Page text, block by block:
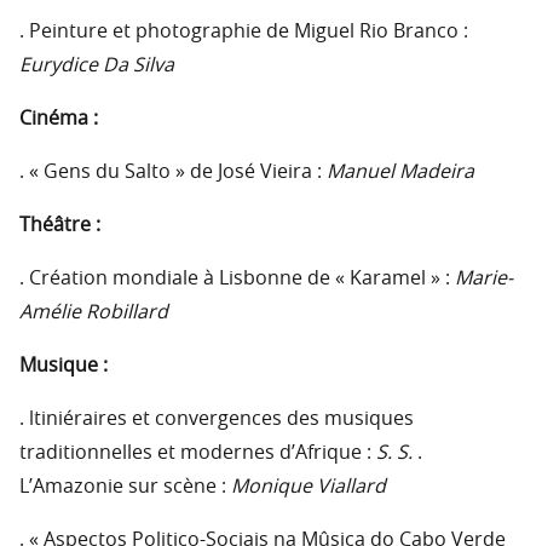
. Peinture et photographie de Miguel Rio Branco :
Eurydice Da Silva
Cinéma :
. « Gens du Salto » de José Vieira : Manuel Madeira
Théâtre :
. Création mondiale à Lisbonne de « Karamel » : Marie-
Amélie Robillard
Musique :
. ltiniéraires et convergences des musiques
traditionnelles et modernes d’Afrique : S. S. .
L’Amazonie sur scène : Monique Viallard
. « Aspectos Politico-Sociais na Mûsica do Cabo Verde